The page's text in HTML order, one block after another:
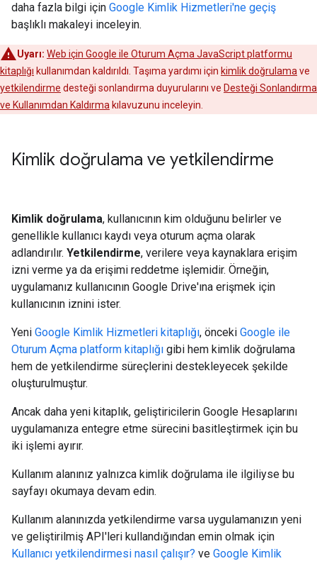
daha fazla bilgi için Google Kimlik Hizmetleri'ne geçiş
başlıklı makaleyi inceleyin.
Uyarı: Web için Google ile Oturum Açma JavaScript platformu
kitaplığı kullanımdan kaldırıldı. Taşıma yardımı için kimlik doğrulama ve
yetkilendirme desteği sonlandırma duyurularını ve Desteği Sonlandırma
ve Kullanımdan Kaldırma kılavuzunu inceleyin.
Kimlik doğrulama ve yetkilendirme
Kimlik doğrulama, kullanıcının kim olduğunu belirler ve
genellikle kullanıcı kaydı veya oturum açma olarak
adlandırılır. Yetkilendirme, verilere veya kaynaklara erişim
izni verme ya da erişimi reddetme işlemidir. Örneğin,
uygulamanız kullanıcının Google Drive'ına erişmek için
kullanıcının iznini ister.
Yeni Google Kimlik Hizmetleri kitaplığı, önceki Google ile
Oturum Açma platform kitaplığı gibi hem kimlik doğrulama
hem de yetkilendirme süreçlerini destekleyecek şekilde
oluşturulmuştur.
Ancak daha yeni kitaplık, geliştiricilerin Google Hesaplarını
uygulamanıza entegre etme sürecini basitleştirmek için bu
iki işlemi ayırır.
Kullanım alanınız yalnızca kimlik doğrulama ile ilgiliyse bu
sayfayı okumaya devam edin.
Kullanım alanınızda yetkilendirme varsa uygulamanızın yeni
ve geliştirilmiş API'leri kullandığından emin olmak için
Kullanıcı yetkilendirmesi nasıl çalışır? ve Google Kimlik